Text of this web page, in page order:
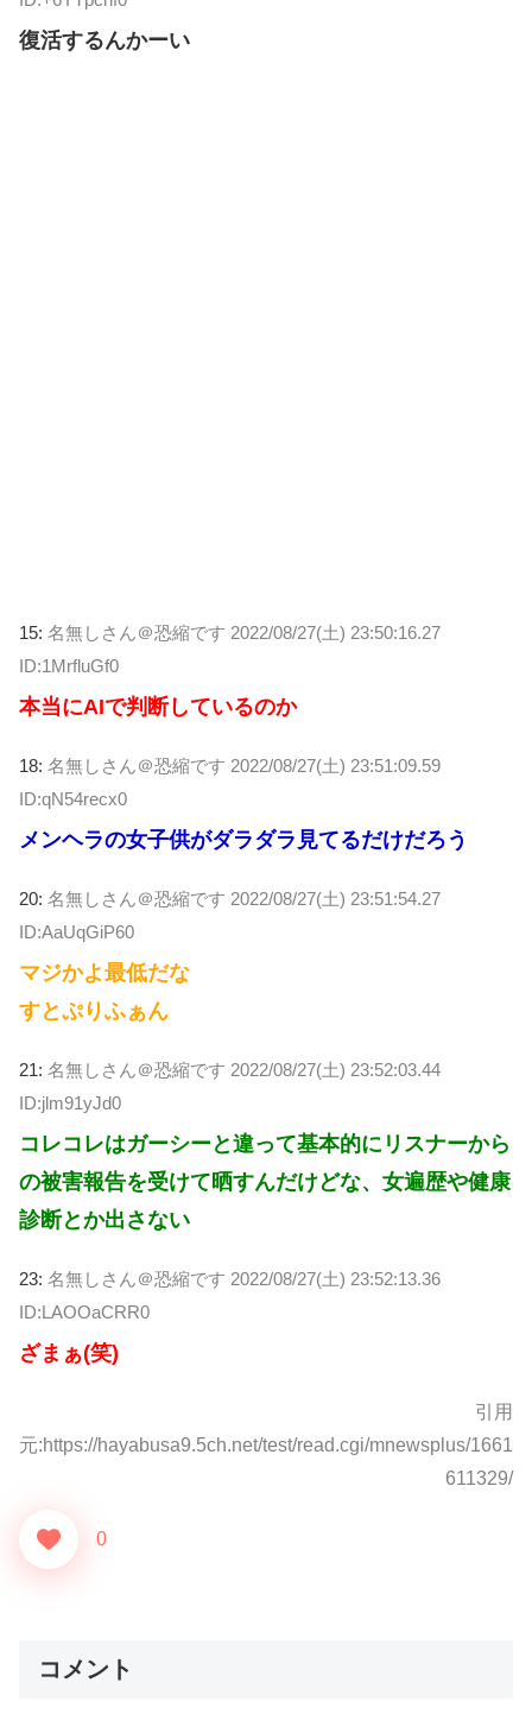
復活するんかーい
15: 名無しさん＠恐縮です 2022/08/27(土) 23:50:16.27
ID:1MrfluGf0
本当にAIで判断しているのか
18: 名無しさん＠恐縮です 2022/08/27(土) 23:51:09.59
ID:qN54recx0
メンヘラの女子供がダラダラ見てるだけだろう
20: 名無しさん＠恐縮です 2022/08/27(土) 23:51:54.27
ID:AaUqGiP60
マジかよ最低だな
すとぷりふぁん
21: 名無しさん＠恐縮です 2022/08/27(土) 23:52:03.44
ID:jlm91yJd0
コレコレはガーシーと違って基本的にリスナーから
の被害報告を受けて晒すんだけどな、女遍歴や健康
診断とか出さない
23: 名無しさん＠恐縮です 2022/08/27(土) 23:52:13.36
ID:LAOOaCRR0
ざまぁ(笑)
引用
元:https://hayabusa9.5ch.net/test/read.cgi/mnewsplus/1661
611329/
0
コメント